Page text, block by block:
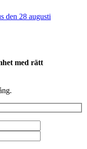
den 28 augusti
med rätt